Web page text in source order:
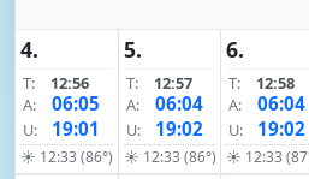
4.
T:
12:56
A:
06:05
U: 19:01
☀ 12:33 (86°)
5.
T:
12:57
A:
06:04
U: 19:02
☀ 12:33 (86°)
6.
T:
12:58
A:
06:04
U: 19:02
☀ 12:33